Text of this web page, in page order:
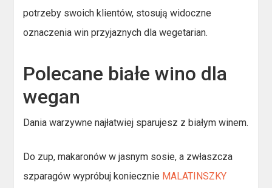
potrzeby swoich klientów, stosują widoczne
oznaczenia win przyjaznych dla wegetarian.
Polecane białe wino dla
wegan
Dania warzywne najłatwiej sparujesz z białym winem.
Do zup, makaronów w jasnym sosie, a zwłaszcza
szparagów wypróbuj koniecznie MALATINSZKY